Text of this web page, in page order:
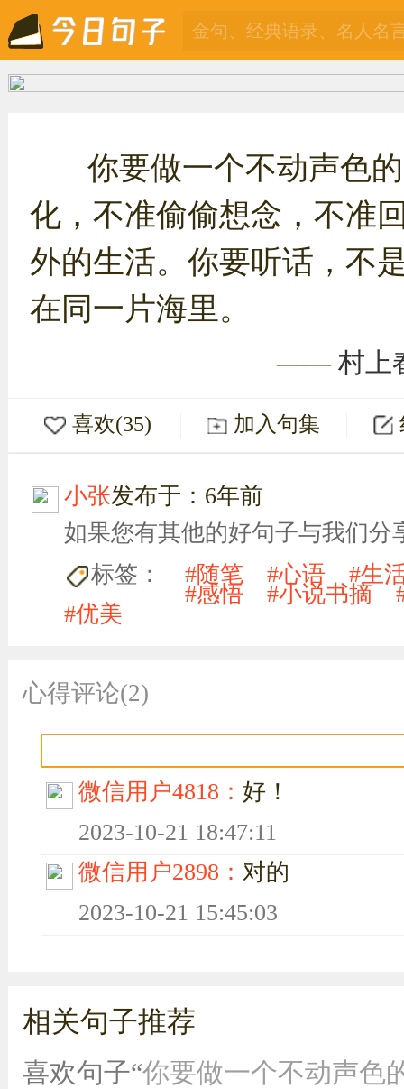
你要做一个不动声色
化，不准偷偷想念，不准
外的生活。你要听话，不
在同一片海里。
—— 村上
喜欢(35) 加入句集
小张发布于：6年前
如果您有其他的好句子与我们分
标签：
#随笔 #心语 #生
#感悟 #小说书摘
#优美
心得评论(2)
微信用户4818： 好！
2023-10-21 18:47:11
微信用户2898：对的
2023-10-21 15:45:03
相关句子推荐
喜欢句子“你要做一个不动声色